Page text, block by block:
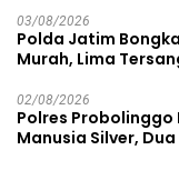
03/08/2026
Polda Jatim
Murah, Lima
02/08/2026
Polres Probolinggo
Manusia Silver,